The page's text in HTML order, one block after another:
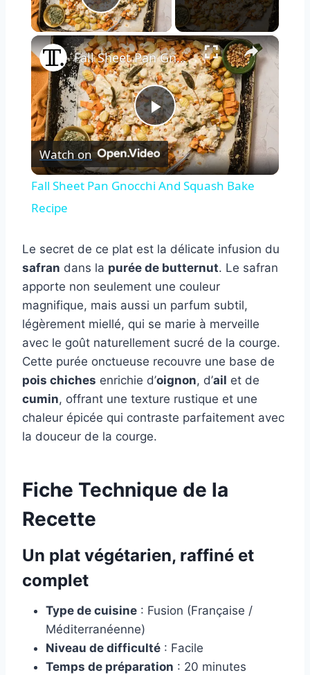
Play Video
×
Play
Video
Fall Sheet Pan Gnocchi And Squash Bake Recipe
Watch on
Fall Sheet Pan Gnocchi And Squash Bake
Recipe
Le secret de ce plat est la délicate infusion du
safran dans la purée de butternut. Le safran
apporte non seulement une couleur
magnifique, mais aussi un parfum subtil,
légèrement miellé, qui se marie à merveille
avec le goût naturellement sucré de la courge.
Cette purée onctueuse recouvre une base de
pois chiches enrichie d’oignon, d’ail et de
cumin, offrant une texture rustique et une
chaleur épicée qui contraste parfaitement avec
la douceur de la courge.
Fiche Technique de la
Recette
Un plat végétarien, raffiné et
complet
Type de cuisine : Fusion (Française /
Méditerranéenne)
Niveau de difficulté : Facile
Temps de préparation : 20 minutes